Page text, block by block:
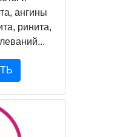
ангины
ринита,